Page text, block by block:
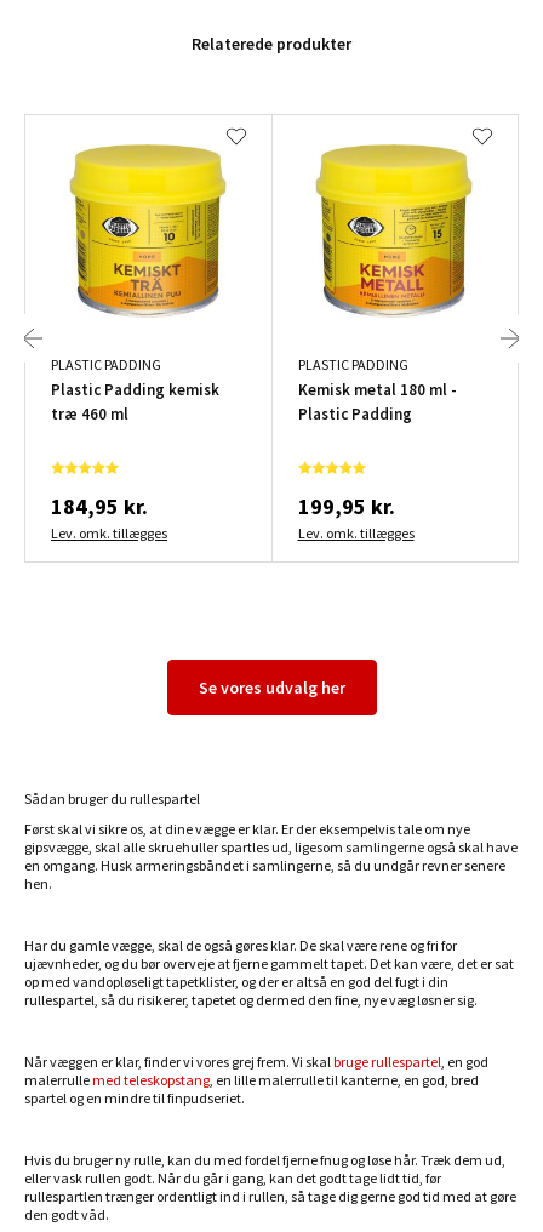
Relaterede produkter
PLASTIC PADDING
Plastic Padding kemisk
træ 460 ml
184,95 kr.
Lev. omk. tillægges
PLASTIC PADDING
Kemisk metal 180 ml -
Plastic Padding
199,95 kr.
Lev. omk. tillægges
Se vores udvalg her
Sådan bruger du rullespartel
Først skal vi sikre os, at dine vægge er klar. Er der eksempelvis tale om nye
gipsvægge, skal alle skruehuller spartles ud, ligesom samlingerne også skal have
en omgang. Husk armeringsbåndet i samlingerne, så du undgår revner senere
hen.
Har du gamle vægge, skal de også gøres klar. De skal være rene og fri for
ujævnheder, og du bør overveje at fjerne gammelt tapet. Det kan være, det er sat
op med vandopløseligt tapetklister, og der er altså en god del fugt i din
rullespartel, så du risikerer, tapetet og dermed den fine, nye væg løsner sig.
Når væggen er klar, finder vi vores grej frem. Vi skalbruge rullespartel, en god
malerrullemed teleskopstang, en lille malerrulle til kanterne, en god, bred
spartel og en mindre til finpudseriet.
Hvis du bruger ny rulle, kan du med fordel fjerne fnug og løse hår. Træk dem ud,
eller vask rullen godt. Når du går i gang, kan det godt tage lidt tid, før
rullespartlen trænger ordentligt ind i rullen, så tage dig gerne god tid med at gøre
den godt våd.